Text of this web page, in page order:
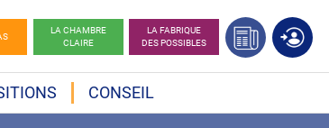
LA CHAMBRE
CLAIRE
LA FABRIQUE
DES POSSIBLES
CONSEIL